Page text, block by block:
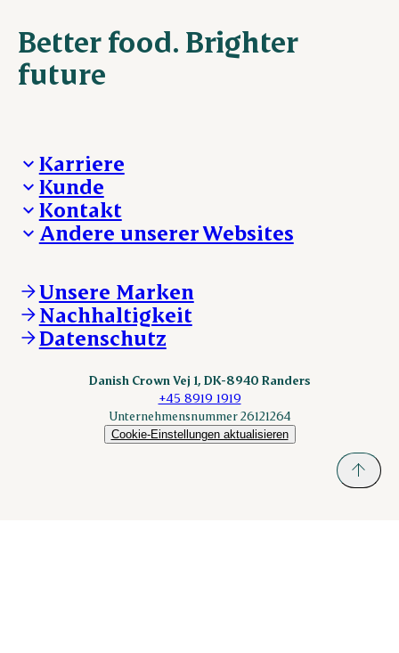
Better food. Brighter
future
Karriere
Deine Karriere bei Danish Crown
Aktuelle Jobangebote
Danish Crown
Kunde
Was wir anbieten
Lebensmittelsicherheit
Kontakt
Aktuelles und Presse
Sonstige Anfragen
Andere unserer Websites
DAT-Schaub.com
ESS-FOOD.com
KLS.se
nordicspoor.com
sokolow.pl
Unsere Marken
Nachhaltigkeit
Datenschutz
Danish Crown Vej 1, DK-8940 Randers
+45 8919 1919
Unternehmensnummer 26121264
Cookie-Einstellungen aktualisieren